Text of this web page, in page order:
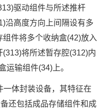
驱动组件与所述推杆
沿高度方向上间隔设有多
件将多个收纳盒(42)放入
将所述暂存腔(312)内
运输组件(34)上。
体封装设备，其特征在
还包括成品存储组件和成